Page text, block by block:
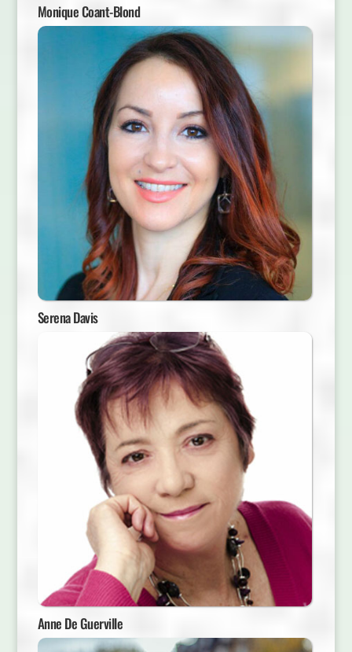
Monique Coant-Blond
Serena Davis
Anne De Guerville